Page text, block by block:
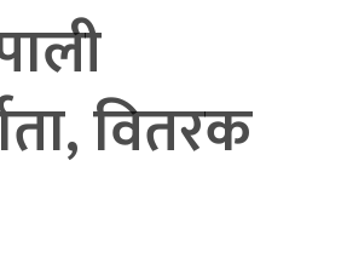
वितरक